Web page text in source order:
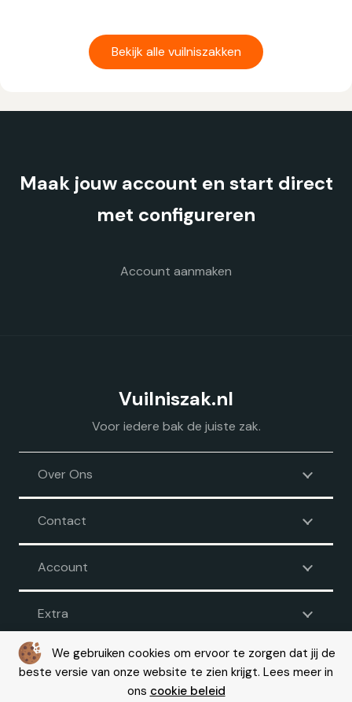
We gebruiken cookies om ervoor te zorgen dat jij de
beste versie van onze website te zien krijgt. Lees meer in
ons cookie beleid
Deze
worden
Bekijk alle vuilniszakken
Maak jouw account en start direct
met configureren
Account aanmaken
Vuilniszak.nl
Voor iedere bak de juiste zak.
Over Ons
Contact
Account
Extra
Voorwaarden|Disclaimer| Privacy| Cookie beleid
© Copyright 2026 – Vuilniszak.nl |Webdesign by Yooker